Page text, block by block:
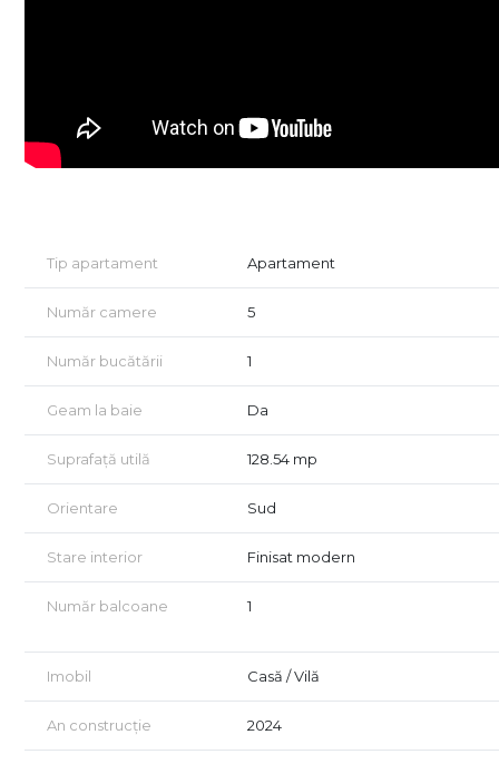
Acest imobil poate fi achizitionat atat din surse proprii,
(apartamentul nr. 9 vila 17B - YND)
Comision 0 la achizitionare.
Tip apartament Apartament
Număr camere 5
Număr bucătării 1
Geam la baie Da
Suprafață utilă 128.54 mp
Orientare Sud
Stare interior Finisat modern
Număr balcoane 1
Imobil Casă / Vilă
An construcție 2024